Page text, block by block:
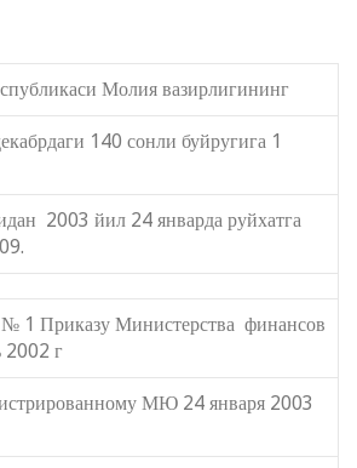
Молия вазирлигининг
140 сонли буйругига 1
2003 йил 24 январда руйхатга
1 Приказу Министерства финансов
2002 г
МЮ 24 января 2003